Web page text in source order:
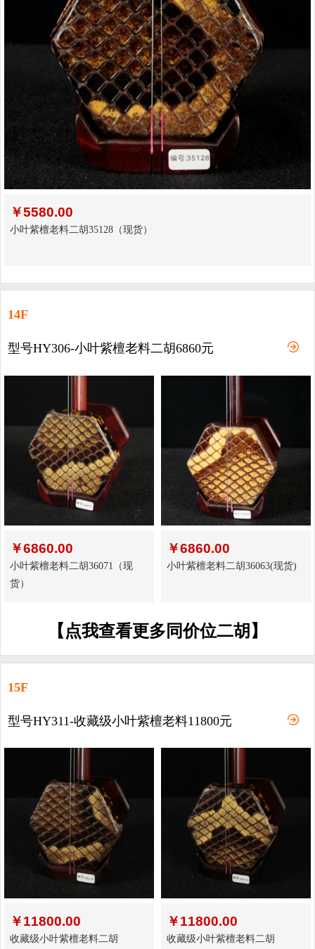
￥5580.00
小叶紫檀老料二胡35128（现货）
14F
型号HY306-小叶紫檀老料二胡6860元
￥6860.00
小叶紫檀老料二胡36071（现
货）
￥6860.00
小叶紫檀老料二胡36063(现货)
【点我查看更多同价位二胡】
15F
型号HY311-收藏级小叶紫檀老料11800元
￥11800.00
收藏级小叶紫檀老料二胡
￥11800.00
收藏级小叶紫檀老料二胡